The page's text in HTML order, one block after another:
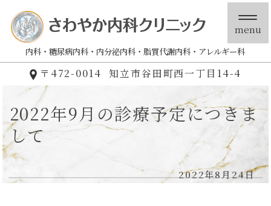
内科 糖尿病内科 内分泌内科 脂質代謝内科 アレルギー科
〒472-0014 知立市谷田町西一丁目14-4
menu
2022年9月の診療予定につきま
して
2022年8月24日